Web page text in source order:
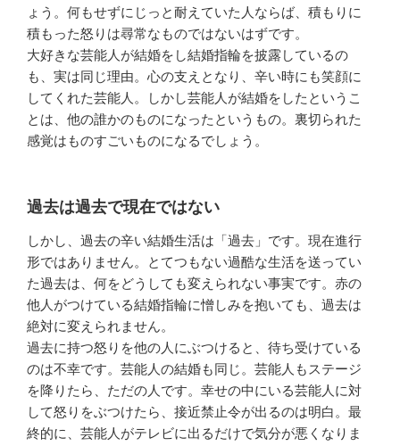
ょう。何もせずにじっと耐えていた人ならば、積もりに
積もった怒りは尋常なものではないはずです。
大好きな芸能人が結婚をし結婚指輪を披露しているの
も、実は同じ理由。心の支えとなり、辛い時にも笑顔に
してくれた芸能人。しかし芸能人が結婚をしたというこ
とは、他の誰かのものになったというもの。裏切られた
感覚はものすごいものになるでしょう。
過去は過去で現在ではない
しかし、過去の辛い結婚生活は「過去」です。現在進行
形ではありません。とてつもない過酷な生活を送ってい
た過去は、何をどうしても変えられない事実です。赤の
他人がつけている結婚指輪に憎しみを抱いても、過去は
絶対に変えられません。
過去に持つ怒りを他の人にぶつけると、待ち受けている
のは不幸です。芸能人の結婚も同じ。芸能人もステージ
を降りたら、ただの人です。幸せの中にいる芸能人に対
して怒りをぶつけたら、接近禁止令が出るのは明白。最
終的に、芸能人がテレビに出るだけで気分が悪くなりま